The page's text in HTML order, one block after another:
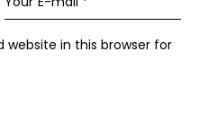
website in this browser for